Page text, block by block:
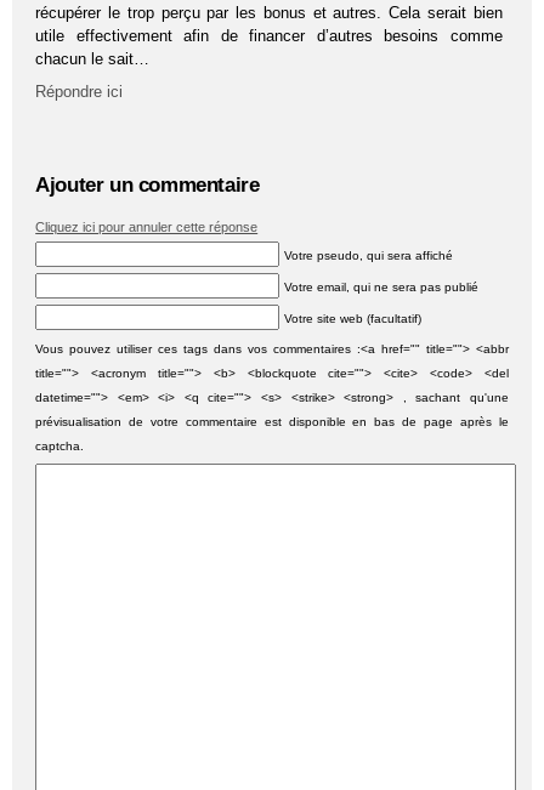
récupérer le trop perçu par les bonus et autres. Cela serait bien
utile effectivement afin de financer d’autres besoins comme
chacun le sait…
Répondre ici
Ajouter un commentaire
Cliquez ici pour annuler cette réponse
Votre pseudo, qui sera affiché
Votre email, qui ne sera pas publié
Votre site web (facultatif)
Vous pouvez utiliser ces tags dans vos commentaires :<a href="" title=""> <abbr
title=""> <acronym title=""> <b> <blockquote cite=""> <cite> <code> <del
datetime=""> <em> <i> <q cite=""> <s> <strike> <strong> , sachant qu'une
prévisualisation de votre commentaire est disponible en bas de page après le
captcha.